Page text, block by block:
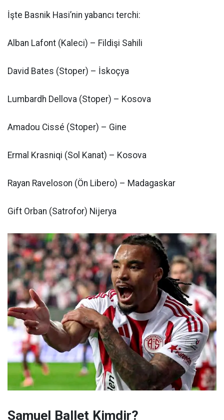
İşte Basnik Hasi’nin yabancı terchi:
Alban Lafont (Kaleci) – Fildişi Sahili
David Bates (Stoper) – İskoçya
Lumbardh Dellova (Stoper) – Kosova
Amadou Cissé (Stoper) – Gine
Ermal Krasniqi (Sol Kanat) – Kosova
Rayan Raveloson (Ön Libero) – Madagaskar
Gift Orban (Satrofor) Nijerya
Samuel Ballet Kimdir?